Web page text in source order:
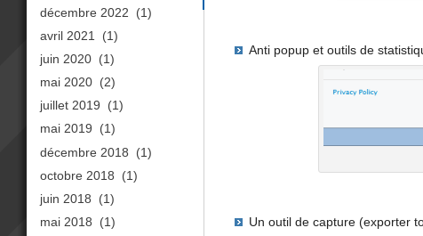
Anti popup et outils de
Un outil de capture (exporter
décembre 2022
(1)
avril 2021
(1)
juin 2020 (1)
mai 2020 (2)
juillet 2019
(1)
mai 2019
(1)
décembre 2018
(1)
octobre 2018
(1)
juin 2018
(1)
mai 2018
(1)